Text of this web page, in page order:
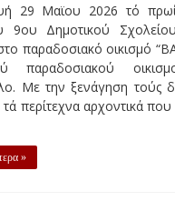
29 Μαϊου 2026 τό
9ου Δημοτικού
παραδοσιακό οικισμό
παραδοσιακού
Με την ξενάγηση τούς
περίτεχνα αρχοντικά που
»